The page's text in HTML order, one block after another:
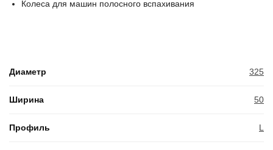
Колеса для машин полосного вспахивания
Диаметр 325
Ширина 50
Профиль L